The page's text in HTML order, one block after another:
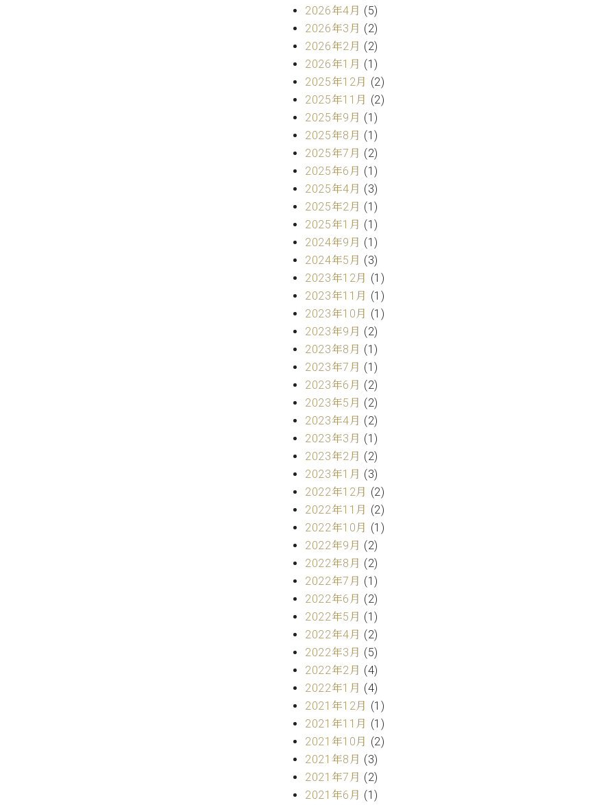
2026年4月 (5)
2026年3月 (2)
2026年2月 (2)
2026年1月 (1)
2025年12月 (2)
2025年11月 (2)
2025年9月 (1)
2025年8月 (1)
2025年7月 (2)
2025年6月 (1)
2025年4月 (3)
2025年2月 (1)
2025年1月 (1)
2024年9月 (1)
2024年5月 (3)
2023年12月 (1)
2023年11月 (1)
2023年10月 (1)
2023年9月 (2)
2023年8月 (1)
2023年7月 (1)
2023年6月 (2)
2023年5月 (2)
2023年4月 (2)
2023年3月 (1)
2023年2月 (2)
2023年1月 (3)
2022年12月 (2)
2022年11月 (2)
2022年10月 (1)
2022年9月 (2)
2022年8月 (2)
2022年7月 (1)
2022年6月 (2)
2022年5月 (1)
2022年4月 (2)
2022年3月 (5)
2022年2月 (4)
2022年1月 (4)
2021年12月 (1)
2021年11月 (1)
2021年10月 (2)
2021年8月 (3)
2021年7月 (2)
2021年6月 (1)